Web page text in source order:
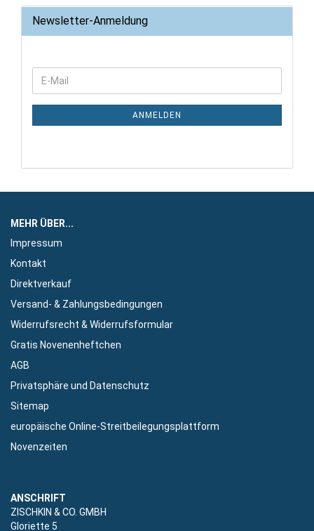
Newsletter-Anmeldung
WEITER
ZUR
NEWSLETTER-
E-
Mail
ANMELDEN
MEHR ÜBER...
Impressum
Kontakt
Direktverkauf
Versand- & Zahlungsbedingungen
Widerrufsrecht & Widerrufsformular
Gratis Novenenheftchen
AGB
Privatsphäre und Datenschutz
Sitemap
europäische Online-Streitbeilegungsplattform
Novenzeiten
ANSCHRIFT
ZISCHKIN & CO. GMBH
Gloriette 5